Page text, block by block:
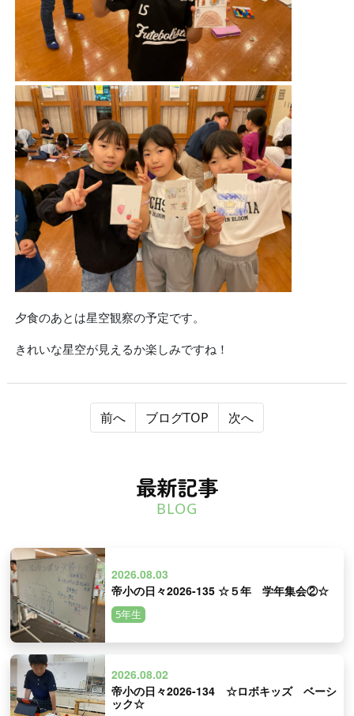
夕食のあとは星空観察の予定です。
きれいな星空が見えるか楽しみですね！
前へ ブログTOP 次へ
最新記事
BLOG
2026.08.03
帝小の日々2026-135 ☆５年 学年集会②☆
5年生
2026.08.02
帝小の日々2026-134 ☆ロボキッズ ベーシ
ック☆